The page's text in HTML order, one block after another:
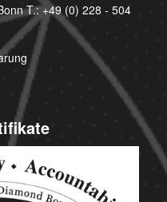
T.:+49 (0) 228 - 504